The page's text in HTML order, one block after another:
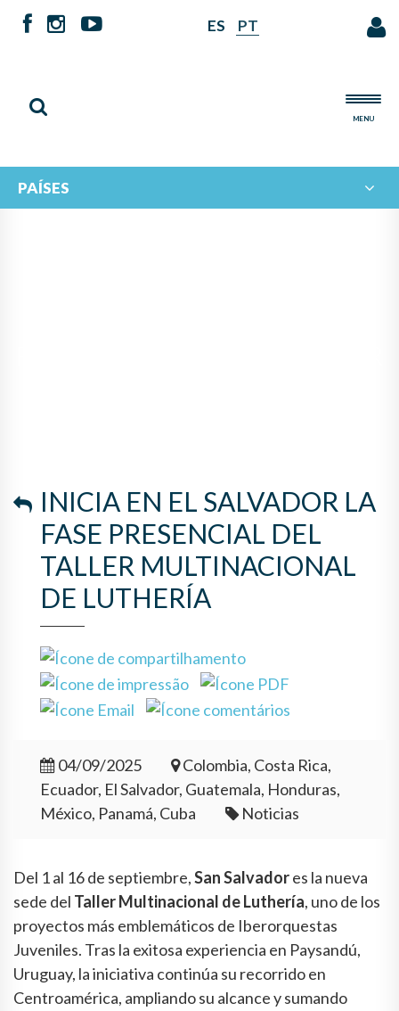
ES PT
MENU
PAÍSES
INICIA EN EL SALVADOR LA
FASE PRESENCIAL DEL
TALLER MULTINACIONAL
DE LUTHERÍA
04/09/2025
Colombia, Costa Rica,
Ecuador, El Salvador, Guatemala, Honduras,
México, Panamá, Cuba
Noticias
Del 1 al 16 de septiembre,San Salvadores la nueva
sede del Taller Multinacional de Luthería, uno de los
proyectos más emblemáticos de Iberorquestas
Juveniles. Tras la exitosa experiencia en Paysandú,
Uruguay, la iniciativa continúa su recorrido en
Centroamérica, ampliando su alcance y sumando